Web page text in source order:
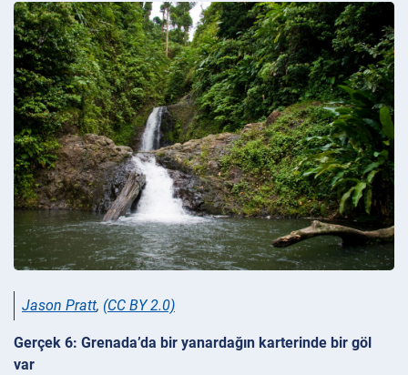
Jason Pratt, (CC BY 2.0)
Gerçek 6: Grenada’da bir yanardağın karterinde bir göl
var